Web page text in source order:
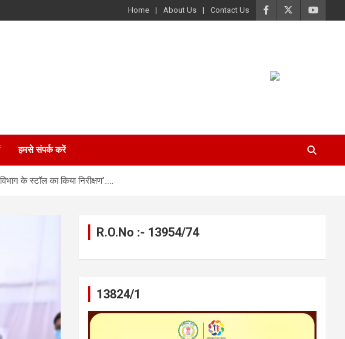
Home About Us Contact Us
हमसे संपर्क करें
के स्टॉल का किया निरीक्षण’…..
R.O.No :- 13954/74
13824/1